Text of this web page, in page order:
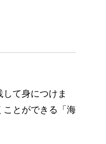
て身につけま
ことができる「海